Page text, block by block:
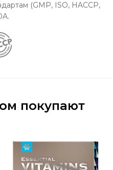
(GMP, ISO, HACCP,
покупают